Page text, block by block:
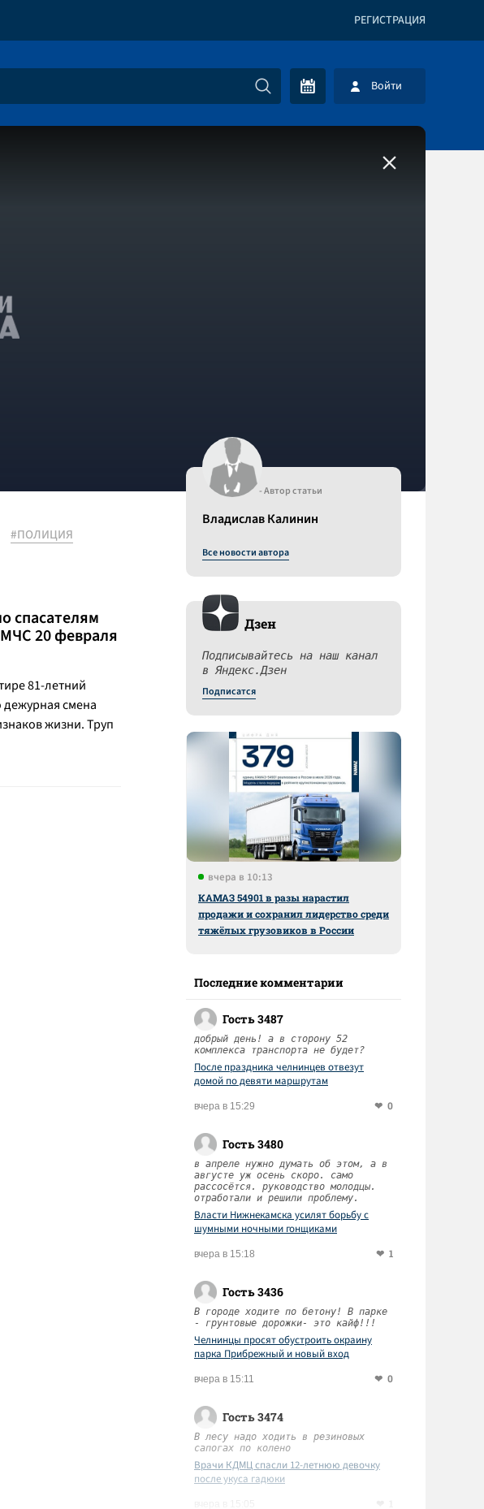
РЕГИСТРАЦИЯ
Войти
#ПОЛИЦИЯ
спасателям
20 февраля
81-летний
смена
жизни. Труп
- Автор статьи
Владислав Калинин
Все новости автора
Дзен
Подписывайтесь на наш канал
в Яндекс.Дзен
Подписатся
вчера в 10:13
КАМАЗ 54901 в разы нарастил
продажи и сохранил лидерство среди
тяжёлых грузовиков в России
Последние комментарии
Гость 3487
добрый день! а в сторону 52
комплекса транспорта не будет?
После праздника челнинцев отвезут
домой по девяти маршрутам
вчера в 15:29 0
Гость 3480
в апреле нужно думать об этом, а в
августе уж осень скоро. само
рассосётся. руководство молодцы.
отработали и решили проблему.
Власти Нижнекамска усилят борьбу с
шумными ночными гонщиками
вчера в 15:18 1
Гость 3436
В городе ходите по бетону! В парке
- грунтовые дорожки- это кайф!!!
Челнинцы просят обустроить окраину
парка Прибрежный и новый вход
вчера в 15:11 0
Гость 3474
В лесу надо ходить в резиновых
сапогах по колено
Врачи КДМЦ спасли 12-летнюю девочку
после укуса гадюки